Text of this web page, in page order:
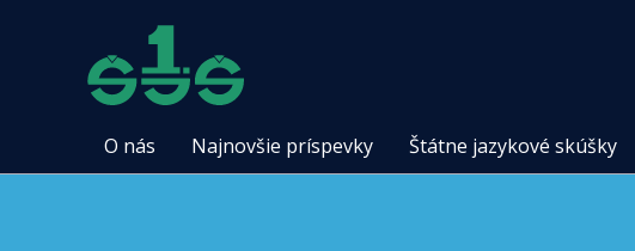
O nás Najnovšie príspevky Štátne jazykové skúšky